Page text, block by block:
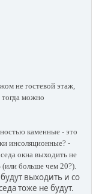
не гостевой этаж,
можно
каменные - это
инсоляционные? -
окна выходить не
больше чем 20?).
выходить и со
тоже не будут.